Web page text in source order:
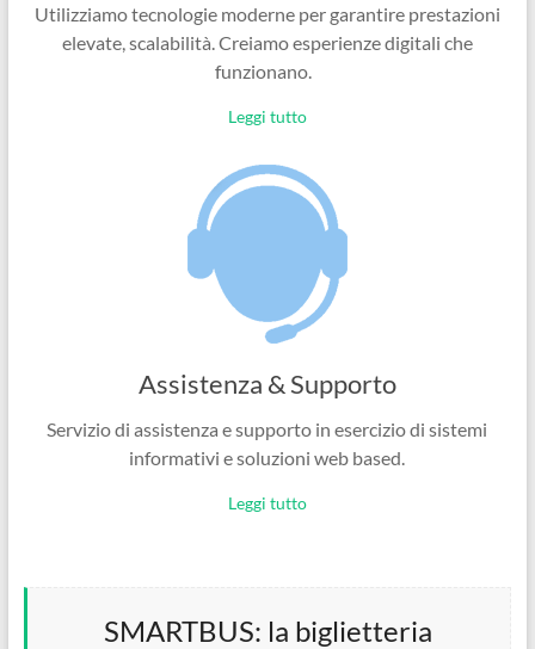
Utilizziamo tecnologie moderne per garantire prestazioni
elevate, scalabilità. Creiamo esperienze digitali che
funzionano.
Leggi tutto
Assistenza & Supporto
Servizio di assistenza e supporto in esercizio di sistemi
informativi e soluzioni web based.
Leggi tutto
SMARTBUS: la biglietteria